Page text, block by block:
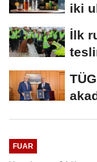
iki
İlk
FUAR